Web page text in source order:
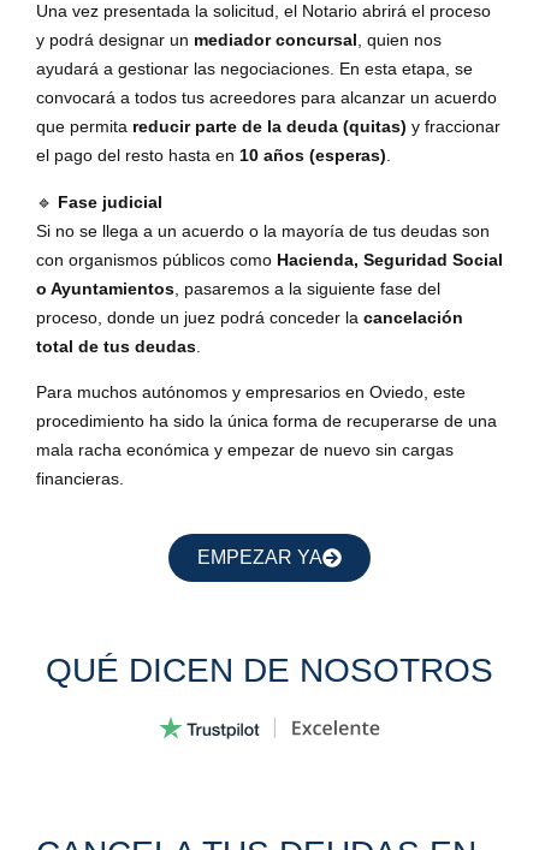
Una vez presentada la solicitud, el Notario abrirá el proceso
y podrá designar un mediador concursal, quien nos
ayudará a gestionar las negociaciones. En esta etapa, se
convocará a todos tus acreedores para alcanzar un acuerdo
que permita reducir parte de la deuda (quitas) y fraccionar
el pago del resto hasta en 10 años (esperas).
🔹 Fase judicial
Si no se llega a un acuerdo o la mayoría de tus deudas son
con organismos públicos como Hacienda, Seguridad Social
o Ayuntamientos , pasaremos a la siguiente fase del
proceso, donde un juez podrá conceder la cancelación
total de tus deudas
Para muchos autónomos y empresarios en Oviedo, este
procedimiento ha sido la única forma de recuperarse de una
mala racha económica y empezar de nuevo sin cargas
financieras.
EMPEZAR YA
QUÉ DICEN DE NOSOTROS